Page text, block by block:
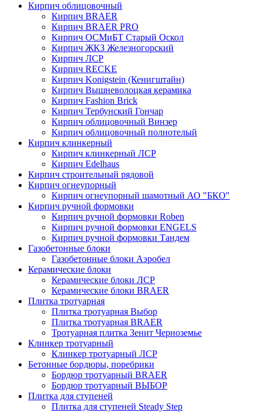
Кирпич облицовочный
Кирпич BRAER
Кирпич BRAER PRO
Кирпич ОСМиБТ Старый Оскол
Кирпич ЖКЗ Железногорский
Кирпич ЛСР
Кирпич RECKE
Кирпич Konigstein (Кенигштайн)
Кирпич Вышневолоцкая керамика
Кирпич Fashion Brick
Кирпич Тербунский Гончар
Кирпич облицовочный Винзер
Кирпич облицовочный полнотелый
Кирпич клинкерный
Кирпич клинкерный ЛСР
Кирпич Edelhaus
Кирпич строительный рядовой
Кирпич огнеупорный
Кирпич огнеупорный шамотный АО "БКО"
Кирпич ручной формовки
Кирпич ручной формовки Roben
Кирпич ручной формовки ENGELS
Кирпич ручной формовки Тандем
Газобетонные блоки
Газобетонные блоки Аэробел
Керамические блоки
Керамические блоки ЛСР
Керамические блоки BRAER
Плитка тротуарная
Плитка тротуарная Выбор
Плитка тротуарная BRAER
Тротуарная плитка Зенит Черноземье
Клинкер тротуарный
Клинкер тротуарный ЛСР
Бетонные бордюры, поребрики
Бордюр тротуарный BRAER
Бордюр тротуарный ВЫБОР
Плитка для ступеней
Плитка для ступеней Steady Step